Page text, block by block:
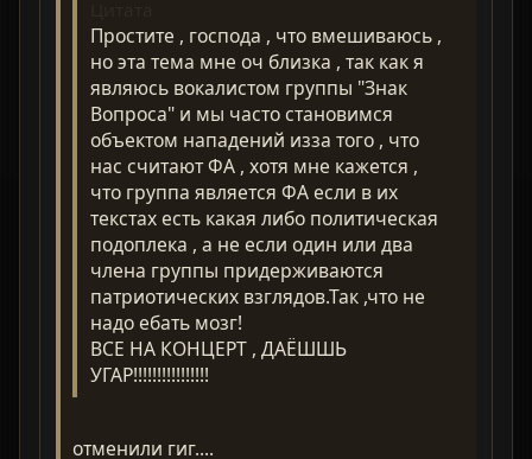
Простите , господа , что вмешиваюсь ,
но эта тема мне оч близка , так как я
являюсь вокалистом группы "Знак
Вопроса" и мы часто становимся
объектом нападений изза того , что
нас считают ФА , хотя мне кажется ,
что группа является ФА если в их
текстах есть какая либо политическая
подоплека , а не если один или два
члена группы придерживаются
патриотических взглядов.Так ,что не
надо ебать мозг!
ВСЕ НА КОНЦЕРТ , ДАЁШШЬ
УГАР!!!!!!!!!!!!!!!!
отменили гиг....